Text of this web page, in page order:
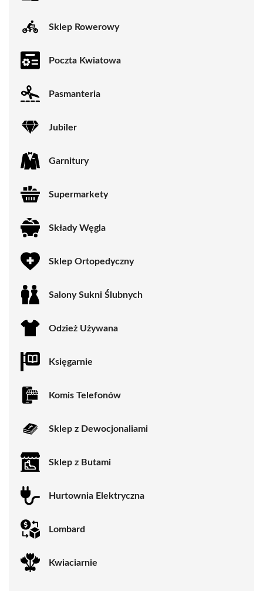
Sklep Rowerowy
Poczta Kwiatowa
Pasmanteria
Jubiler
Garnitury
Supermarkety
Składy Węgla
Sklep Ortopedyczny
Salony Sukni Ślubnych
Odzież Używana
Księgarnie
Komis Telefonów
Sklep z Dewocjonaliami
Sklep z Butami
Hurtownia Elektryczna
Lombard
Kwiaciarnie